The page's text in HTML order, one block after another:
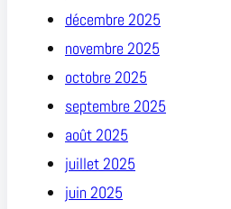
décembre 2025
novembre 2025
octobre 2025
septembre 2025
août 2025
juillet 2025
juin 2025